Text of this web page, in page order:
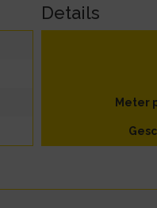
Details
Meter